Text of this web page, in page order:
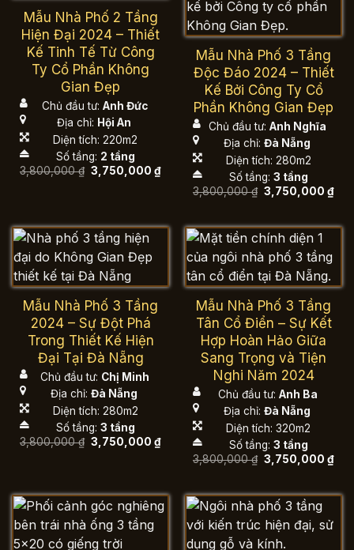
Mẫu Nhà Phố 2 Tầng
Hiện Đại 2024 – Thiết
Kế Tinh Tế Từ Công
Ty Cổ Phần Không
Gian Đẹp
Chủ đầu tư: Anh Đức
Địa chỉ: Hội An
Diện tích: 220m2
Số tầng: 2 tầng
3,800,000₫ Giá
gốc
3,750,000₫Giá
Mẫu Nhà Phố 3 Tầng
Độc Đáo 2024 – Thiết
Kế Bởi Công Ty Cổ
Phần Không Gian Đẹp
Chủ đầu tư: Anh Nghĩa
Địa chỉ: Đà Nẵng
Diện tích: 280m2
Số tầng: 3 tầng
3,800,000₫ Giá
gốc
3,750,000₫Giá
Mẫu Nhà Phố 3 Tầng
2024 – Sự Đột Phá
Trong Thiết Kế Hiện
Đại Tại Đà Nẵng
Chủ đầu tư: Chị Minh
Địa chỉ: Đà Nẵng
Diện tích: 280m2
Số tầng: 3 tầng
3,800,000₫ Giá
gốc
3,750,000₫Giá
Mẫu Nhà Phố 3 Tầng
Tân Cổ Điển – Sự Kết
Hợp Hoàn Hảo Giữa
Sang Trọng và Tiện
Nghi Năm 2024
Chủ đầu tư: Anh Ba
Địa chỉ: Đà Nẵng
Diện tích: 320m2
Số tầng: 3 tầng
3,800,000₫ Giá
gốc
3,750,000₫Giá